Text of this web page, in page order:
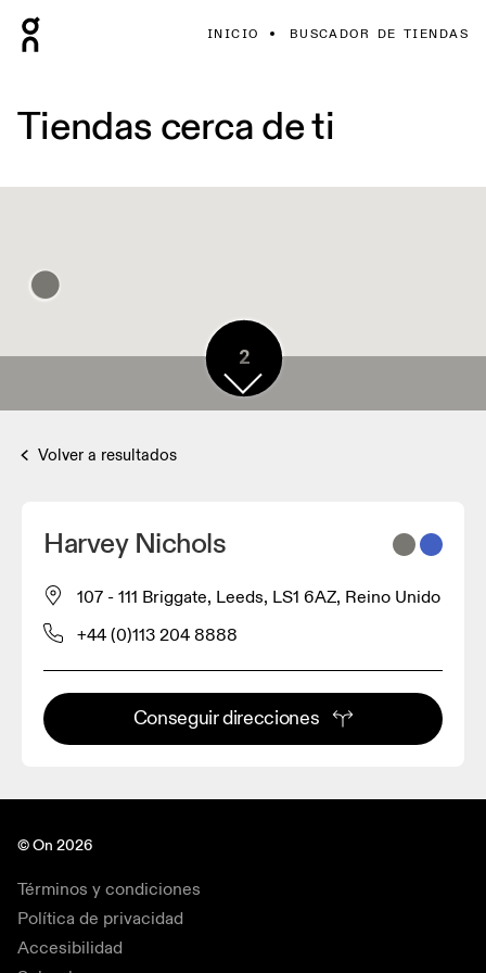
INICIO BUSCADOR DE TIENDAS
Tiendas cerca de ti
2
Volver a resultados
Harvey Nichols
107 - 111 Briggate, Leeds, LS1 6AZ, Reino Unido
+44 (0)113 204 8888
Conseguir direcciones
© On 2026
Términos y condiciones
Política de privacidad
Accesibilidad